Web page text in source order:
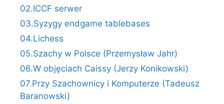
02.ICCF serwer
03.Syzygy endgame tablebases
04.Lichess
05.Szachy w Polsce (Przemysław Jahr)
06.W objęciach Caissy (Jerzy Konikowski)
07.Przy Szachownicy i Komputerze (Tadeusz
Baranowski)